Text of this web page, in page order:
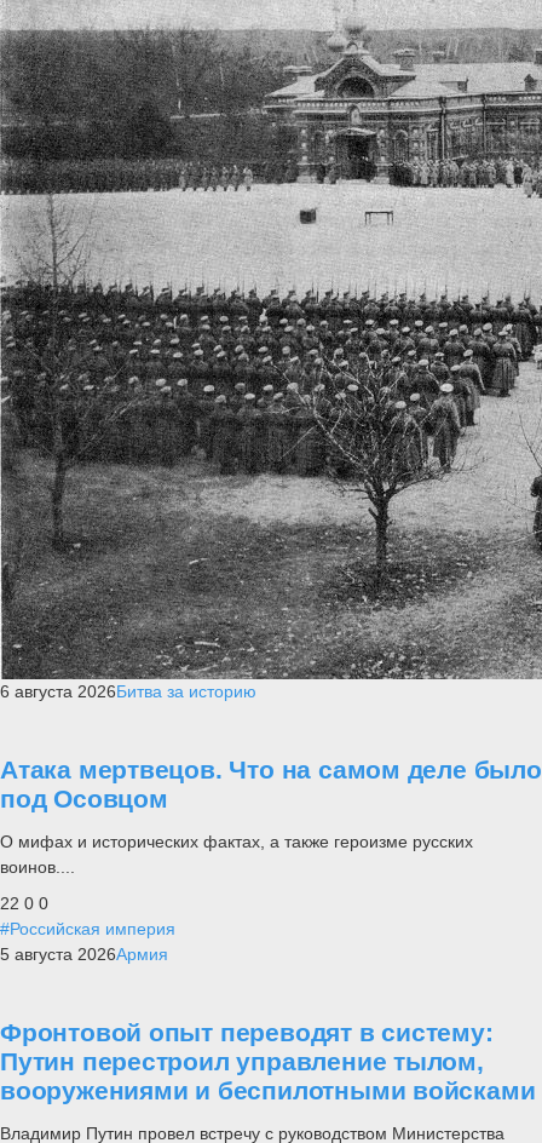
6 августа 2026Битва за историю
Атака мертвецов. Что на самом деле было
под Осовцом
О мифах и исторических фактах, а также героизме русских
воинов....
22 0 0
#Российская империя
5 августа 2026Армия
Фронтовой опыт переводят в систему:
Путин перестроил управление тылом,
вооружениями и беспилотными войсками
Владимир Путин провел встречу с руководством Министерства